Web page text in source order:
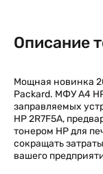
Описание
Мощная новинка
Packard. МФУ А4
заправляемых
HP 2R7F5A,
тонером HP для
сокращать
вашего